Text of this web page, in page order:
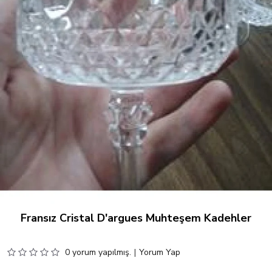
Fransız Cristal D'argues Muhteşem Kadehler
0 yorum yapılmış. | Yorum Yap